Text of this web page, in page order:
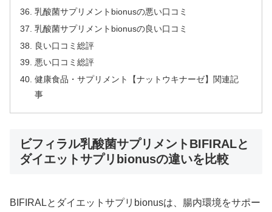
乳酸菌サプリメントbionusの悪い口コミ
乳酸菌サプリメントbionusの良い口コミ
良い口コミ総評
悪い口コミ総評
健康食品・サプリメント【ナットウキナーゼ】関連記
事
ビフィラル乳酸菌サプリメントBIFIRALと
ダイエットサプリbionusの違いを比較
BIFIRALとダイエットサプリbionusは、腸内環境をサポー